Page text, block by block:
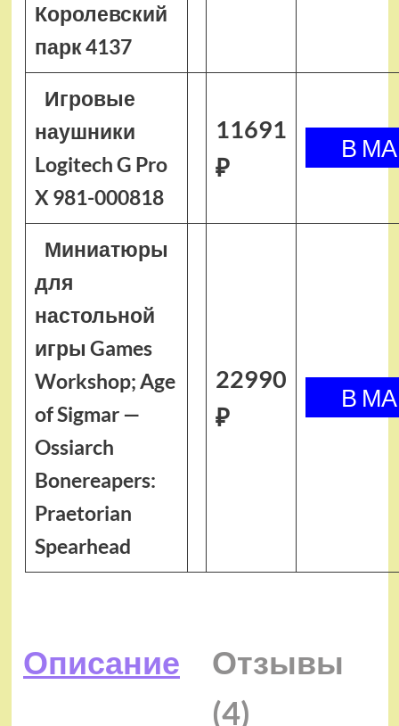
Королевский
парк 4137
Игровые
наушники
Logitech G Pro
X 981-000818
11691
₽
Миниатюры
для
настольной
игры Games
Workshop; Age
of Sigmar —
Ossiarch
Bonereapers:
Praetorian
Spearhead
22990
₽
Описание
Отзывы
(4)